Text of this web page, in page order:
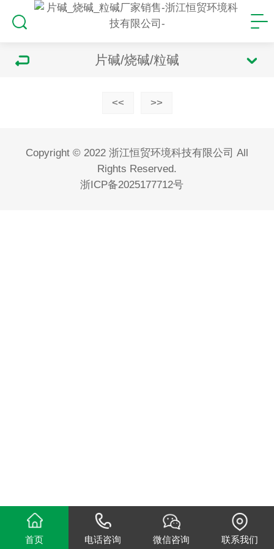
片碱/烧碱/粒碱
<< >>
Copyright © 2022 浙江恒贸环境科技有限公司 All
Rights Reserved.
浙ICP备2025177712号
首页 电话咨询 微信咨询 联系我们